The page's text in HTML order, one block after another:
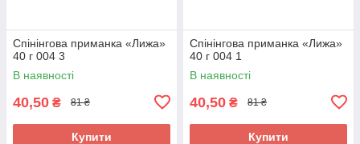
Спінінгова приманка «Лижа»
40 г 004 3
В наявності
40,50 ₴ 81 ₴
Купити
Спінінгова приманка «Лижа»
40 г 004 1
В наявності
40,50 ₴ 81 ₴
Купити